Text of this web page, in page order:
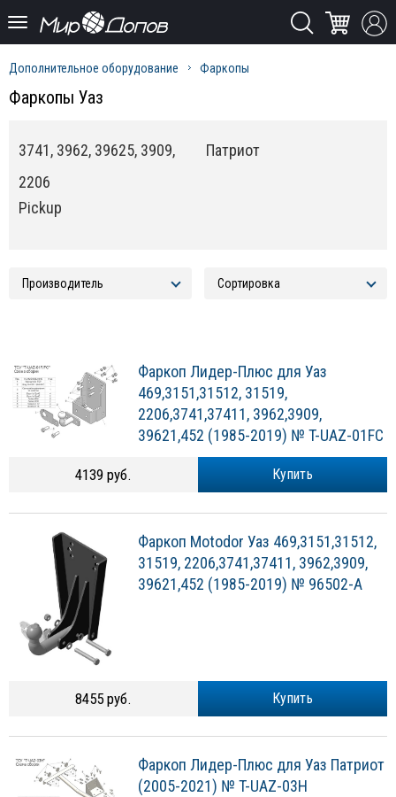
Дополнительное оборудование Фаркопы
Фаркопы Уаз
3741, 3962, 39625, 3909,
2206
Pickup
Патриот
Фаркоп Лидер-Плюс для Уаз
469,3151,31512, 31519,
2206,3741,37411, 3962,3909,
39621,452 (1985-2019) № T-UAZ-01FC
Купить
4139 руб.
Фаркоп Motodor Уаз 469,3151,31512,
31519, 2206,3741,37411, 3962,3909,
39621,452 (1985-2019) № 96502-A
Купить
8455 руб.
Фаркоп Лидер-Плюс для Уаз Патриот
(2005-2021) № T-UAZ-03H